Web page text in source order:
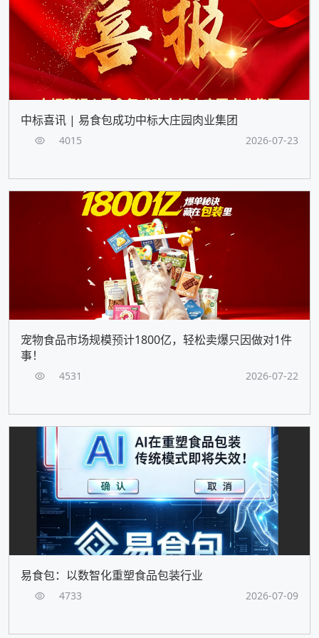
中标喜讯 | 易食包成功中标大庄园肉业集团
4015 2026-07-23
宠物食品市场规模预计1800亿，轻松卖爆只因做对1件
事！
4531 2026-07-22
易食包：以数智化重塑食品包装行业
4733 2026-07-09